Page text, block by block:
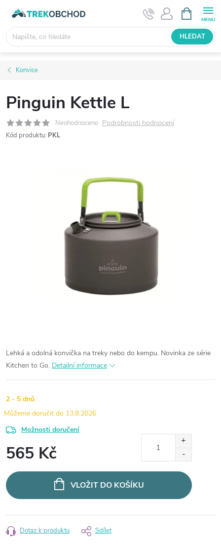
obsah
NÁKUPNÍ
KOŠÍK
HLEDAT
Konvice
Pinguin Kettle L
Neohodnoceno Podrobnosti hodnocení
Kód produktu: PKL
Lehká a odolná konvička na treky nebo do kempu. Novinka ze série
Kitchen to Go. Detailní informace
2 - 5 dnů
13.8.2026
Možnosti doručení
565 Kč
cena:
VLOŽIT DO KOŠÍKU
Dotaz k produktu Sdílet